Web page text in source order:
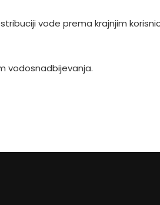
vode prema krajnjim
vodosnadbijevanja.